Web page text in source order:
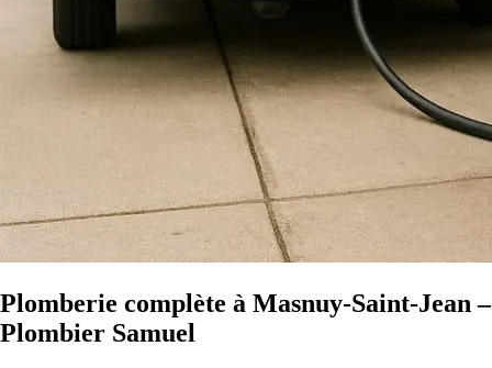
Plomberie complète à Masnuy-Saint-Jean –
Plombier Samuel